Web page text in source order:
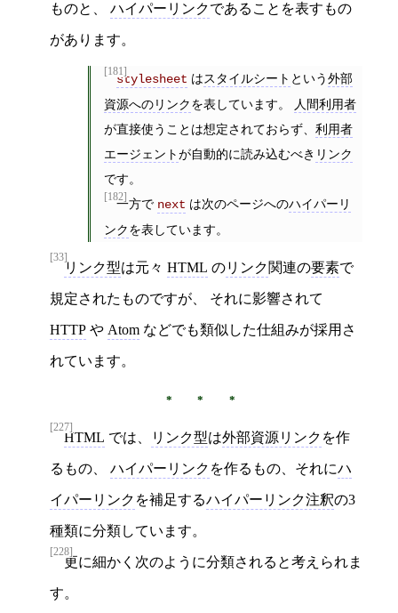
ものと、 ハイパーリンクであることを表すもの
があります。
[181]
stylesheet はスタイルシート という外部
資源へのリンクを表しています。
人間利用者
が直接使うことは想定されておらず、 利用者
エージェントが自動的に読み込むべき リンク
です。
[182]一方で next は次のページへのハイパーリ
ンクを表しています。
[33]
リンク型は元々 HTML のリンク関連の要素で
規定されたものですが、 それに影響されて
HTTP や Atom などでも類似した仕組みが採用さ
れています。
[227]
HTML では、 リンク型は外部資源リンク を作
るもの、 ハイパーリンク を作るもの、それにハ
イパーリンク を補足するハイパーリンク注釈の3
種類に分類しています。
[228]
更に細かく次のように分類されると考えられま
す。